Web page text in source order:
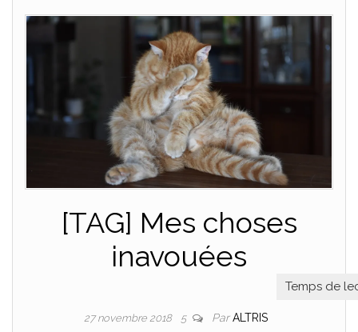
[TAG] Mes choses
inavouées
27 novembre 2018 5 ParALTRIS